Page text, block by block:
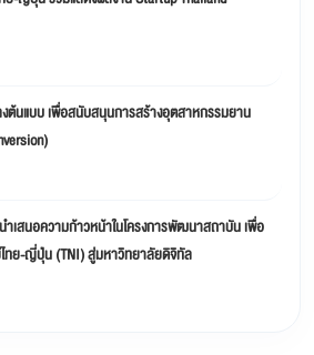
ต้นแบบ เพื่อสนับสนุนการสร้างอุตสาหกรรมยาน
เสนอความก้าวหน้าในโครงการพัฒนาสถาบัน เพื่อ
ไทย-ญี่ปุ่น (TNI) สู่มหาวิทยาลัยดิจิทัล